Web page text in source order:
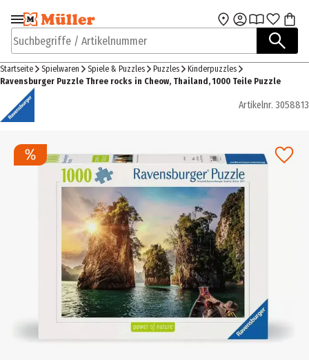
Zur Navigation
springen
Zum Hauptinhalt
Suchbegriffe / Artikelnummer
Startseite Spielwaren Spiele & Puzzles Puzzles
Kinderpuzzles
Ravensburger Puzzle Three rocks in Cheow, Thailand, 1000 Teile Puzzle
Artikelnr. 3058813